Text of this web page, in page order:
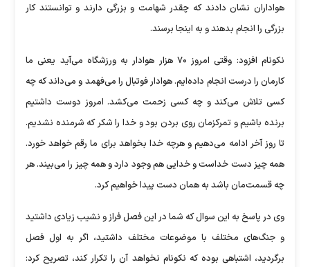
هواداران نشان دادند که چقدر شهامت و بزرگی دارند و توانستند کار
بزرگی را انجام بدهند و به اینجا برسند.
نکونام افزود: وقتی امروز ۷۰ هزار هوادار به ورزشگاه می‌آید یعنی ما
کارمان را درست انجام داده‌ایم. هوادار فوتبال را می‌فهمد و می‌داند که چه
کسی تلاش می‌کند و چه کسی زحمت می‌کشد. امروز دوست داشتیم
برنده باشیم و تمرکزمان روی بردن بود و خدا را شکر که شرمنده نشدیم.
تا روز آخر ادامه می‌دهیم و هرچه خدا بخواهد برای ما رقم خواهد خورد.
همه چیز دست خداست و خدایی هم وجود دارد و همه چیز را می‌بیند. هر
چه قسمت‌مان باشد به همان دست پیدا خواهیم کرد.
وی در پاسخ به این سوال که شما در این فصل فراز و نشیب زیادی داشتید
و جنگ‌های مختلف با موضوعات مختلف داشتید، اگر به اول فصل
برگردید، اشتباهی بوده که نکونام نخواهد آن را تکرار کند، تصریح کرد: